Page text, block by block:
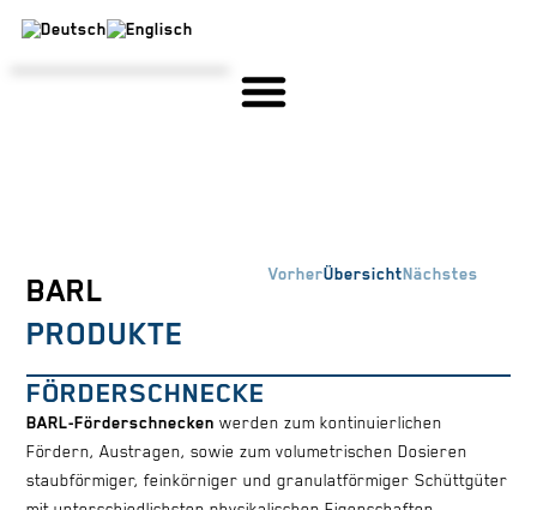
BARL
PRODUKTE
VorherÜbersichtNächstes
FÖRDERSCHNECKE
BARL-Förderschnecken werden zum kontinuierlichen
Fördern, Austragen, sowie zum volumetrischen Dosieren
staubförmiger, feinkörniger und granulatförmiger Schüttgüter